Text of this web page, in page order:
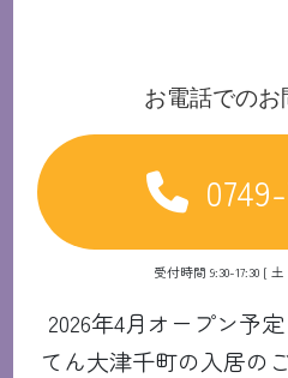
お電話でのお
受付時間 9:30-17:30 [
2026年4月オープン予
てん大津千町の入居の